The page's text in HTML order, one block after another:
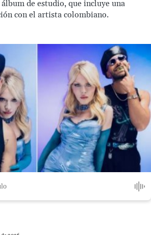
de estudio, que incluye una
con el artista colombiano.